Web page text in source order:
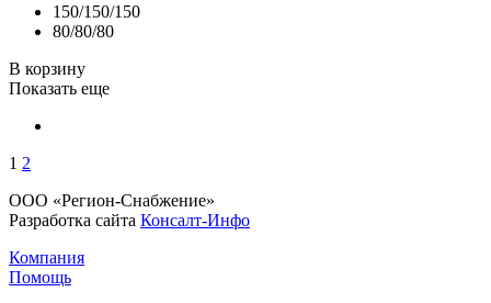
150/150/150
80/80/80
В корзину
Показать еще
1 2
ООО «Регион-Снабжение»
Разработка сайта Консалт-Инфо
Компания
Помощь